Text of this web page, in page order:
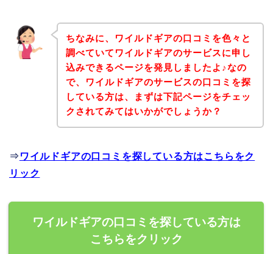
ちなみに、ワイルドギアの口コミを色々と
調べていてワイルドギアのサービスに申し
込みできるページを発見しましたよ♪なの
で、ワイルドギアのサービスの口コミを探
している方は、まずは下記ページをチェッ
クされてみてはいかがでしょうか？
⇒ ワイルドギアの口コミを探している方はこちらをク
リック
ワイルドギアの口コミを探している方は
こちらをクリック